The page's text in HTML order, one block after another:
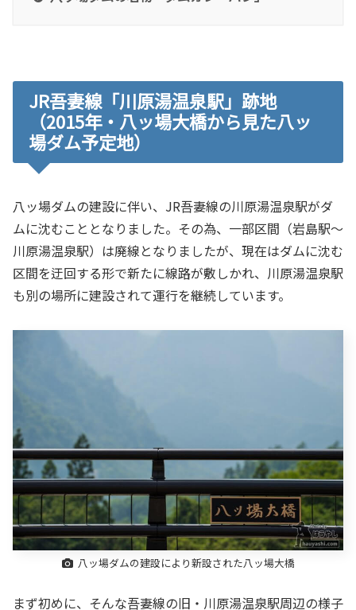
JR吾妻線「川原湯温泉駅」跡地
（2015年・八ッ場大橋から見た八ッ
場ダム予定地）
八ッ場ダムの建設に伴い、JR吾妻線の川原湯温泉駅がダ
ムに沈むこととなりました。その為、一部区間（岩島駅～
川原湯温泉駅）は廃線となりましたが、現在はダムに沈む
区間を迂回する形で新たに線路が敷しかれ、川原湯温泉駅
も別の場所に建設されて運行を継続しています。
八ッ場ダムの建設により新設された八ッ場大橋
まず初めに、そんな吾妻線の旧・川原湯温泉駅周辺の様子